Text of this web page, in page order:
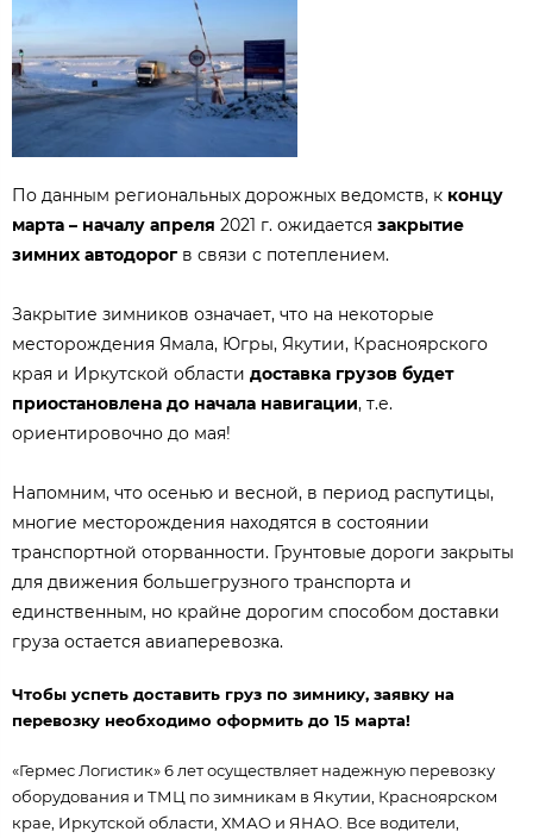
По данным региональных дорожных ведомств, к концу
марта – началу апреля 2021 г. ожидается закрытие
зимних автодорог в связи с потеплением.
Закрытие зимников означает, что на некоторые
месторождения Ямала, Югры, Якутии, Красноярского
края и Иркутской области доставка грузов будет
приостановлена до начала навигации, т.е.
ориентировочно до мая!
Напомним, что осенью и весной, в период распутицы,
многие месторождения находятся в состоянии
транспортной оторванности. Грунтовые дороги закрыты
для движения большегрузного транспорта и
единственным, но крайне дорогим способом доставки
груза остается авиаперевозка.
Чтобы успеть доставить груз по зимнику, заявку на
перевозку необходимо оформить до 15 марта!
«Гермес Логистик» 6 лет осуществляет надежную перевозку
оборудования и ТМЦ по зимникам в Якутии, Красноярском
крае, Иркутской области, ХМАО и ЯНАО. Все водители,